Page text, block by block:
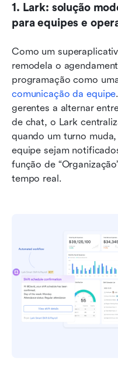
1. Lark: solução
para equipes e
Como um
remodela o
programação como
comunicação da equipe
gerentes a alternar
de chat, o Lark
quando um turno
equipe sejam
função de
tempo real.